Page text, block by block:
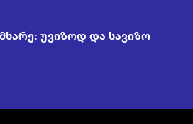
უვიზოდ და სავიზო